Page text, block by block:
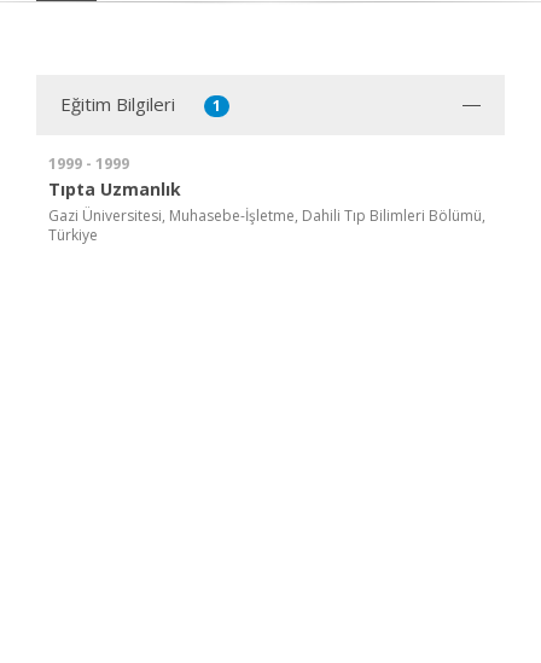
Eğitim Bilgileri 1
1999 - 1999
Tıpta Uzmanlık
Gazi Üniversitesi, Muhasebe-İşletme, Dahili Tıp Bilimleri Bölümü,
Türkiye